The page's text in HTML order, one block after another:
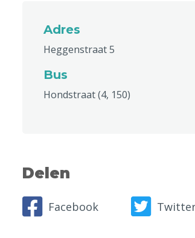
Adres
Heggenstraat 5
Bus
Hondstraat (4, 150)
Delen
Facebook